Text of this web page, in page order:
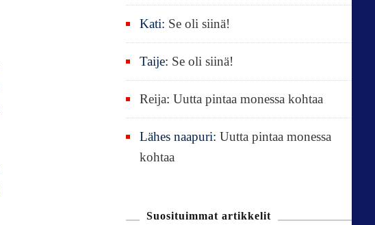
Kati: Se oli siinä!
Taije: Se oli siinä!
Reija:Uutta pintaa monessa kohtaa
Lähes naapuri:Uutta pintaa monessa
kohtaa
Suosituimmat artikkelit